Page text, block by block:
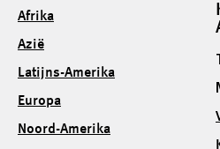
Afrika
Azië
Latijns-Amerika
Europa
Noord-Amerika